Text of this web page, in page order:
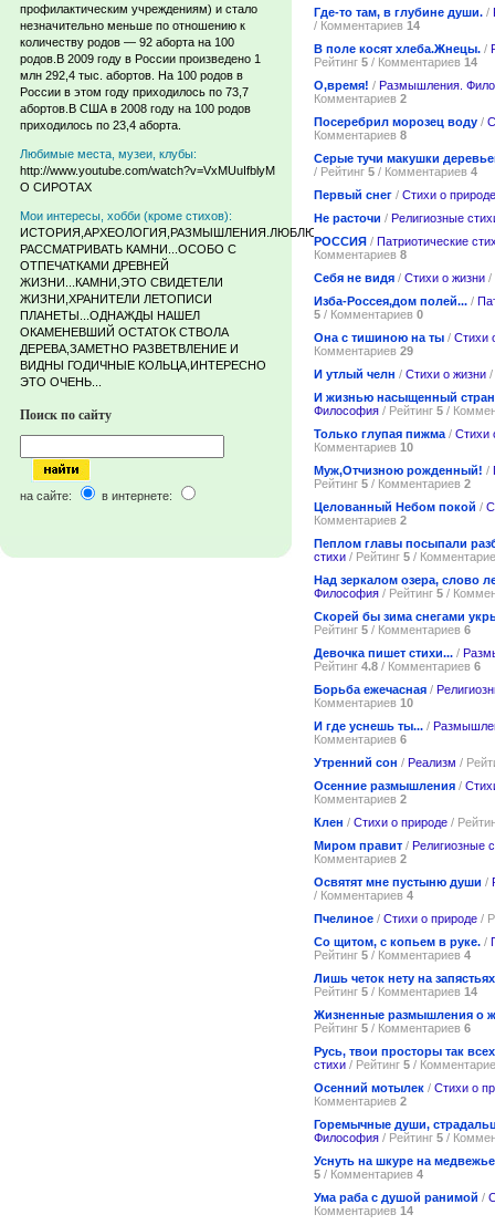
профилактическим учреждениям) и стало
незначительно меньше по отношению к
количеству родов — 92 аборта на 100
родов.В 2009 году в России произведено 1
млн 292,4 тыс. абортов. На 100 родов в
России в этом году приходилось по 73,7
абортов.В США в 2008 году на 100 родов
приходилось по 23,4 аборта.
Любимые места, музеи, клубы:
http://www.youtube.com/watch?v=VxMUuIfblyM
О СИРОТАХ
Мои интересы, хобби (кроме стихов):
ИСТОРИЯ,АРХЕОЛОГИЯ,РАЗМЫШЛЕНИЯ.ЛЮБЛЮ
РАССМАТРИВАТЬ КАМНИ...ОСОБО С
ОТПЕЧАТКАМИ ДРЕВНЕЙ
ЖИЗНИ...КАМНИ,ЭТО СВИДЕТЕЛИ
ЖИЗНИ,ХРАНИТЕЛИ ЛЕТОПИСИ
ПЛАНЕТЫ...ОДНАЖДЫ НАШЕЛ
ОКАМЕНЕВШИЙ ОСТАТОК СТВОЛА
ДЕРЕВА,ЗАМЕТНО РАЗВЕТВЛЕНИЕ И
ВИДНЫ ГОДИЧНЫЕ КОЛЬЦА,ИНТЕРЕСНО
ЭТО ОЧЕНЬ...
Поиск по сайту
на сайте: в интернете:
Где-то там, в глубине души. /
/ Комментариев 14
В поле косят хлеба.Жнецы. /
Рейтинг 5 / Комментариев 14
О,время! / Размышления.
Комментариев 2
Посеребрил морозец воду /
Комментариев 8
Серые тучи макушки
/ Рейтинг 5 / Комментариев 4
Первый снег / Стихи о природе
Не расточи / Религиозные
РОССИЯ / Патриотические
Комментариев 8
Себя не видя / Стихи о жизни /
Изба-Россея,дом полей... /
5 / Комментариев 0
Она с тишиною на ты / Стихи
Комментариев 29
И утлый челн / Стихи о жизни /
И жизнью насыщенный
Философия / Рейтинг 5 /
Только глупая пижма / Стихи
Комментариев 10
Муж,Отчизною рожденный! /
Рейтинг 5 / Комментариев 2
Целованный Небом покой /
Комментариев 2
Пеплом главы посыпали
стихи / Рейтинг 5 /
Над зеркалом озера, слово
Философия / Рейтинг 5 /
Скорей бы зима снегами
Рейтинг 5 / Комментариев 6
Девочка пишет стихи... /
Рейтинг 4.8 / Комментариев 6
Борьба ежечасная /
Комментариев 10
И где уснешь ты... /
Комментариев 6
Утренний сон / Реализм /
Осенние размышления /
Комментариев 2
Клен / Стихи о природе /
Миром правит / Религиозные
Комментариев 2
Освятят мне пустыню души /
/ Комментариев 4
Пчелиное / Стихи о природе /
Со щитом, с копьем в руке. /
Рейтинг 5 / Комментариев 4
Лишь четок нету на запястьях
Рейтинг 5 / Комментариев 14
Жизненные размышления о
Рейтинг 5 / Комментариев 6
Русь, твои просторы так
стихи / Рейтинг 5 /
Осенний мотылек / Стихи о
Комментариев 2
Горемычные души,
Философия / Рейтинг 5 /
Уснуть на шкуре на
5 / Комментариев 4
Ума раба с душой ранимой /
Комментариев 14